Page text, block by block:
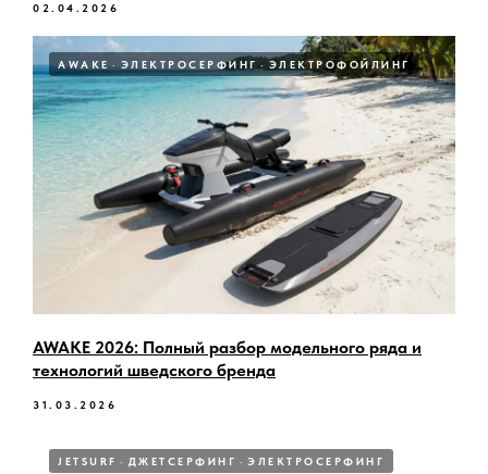
02.04.2026
AWAKE ЭЛЕКТРОСЕРФИНГ ЭЛЕКТРОФОЙЛИНГ
AWAKE 2026: Полный разбор модельного ряда и
технологий шведского бренда
31.03.2026
JETSURF ДЖЕТСЕРФИНГ ЭЛЕКТРОСЕРФИНГ